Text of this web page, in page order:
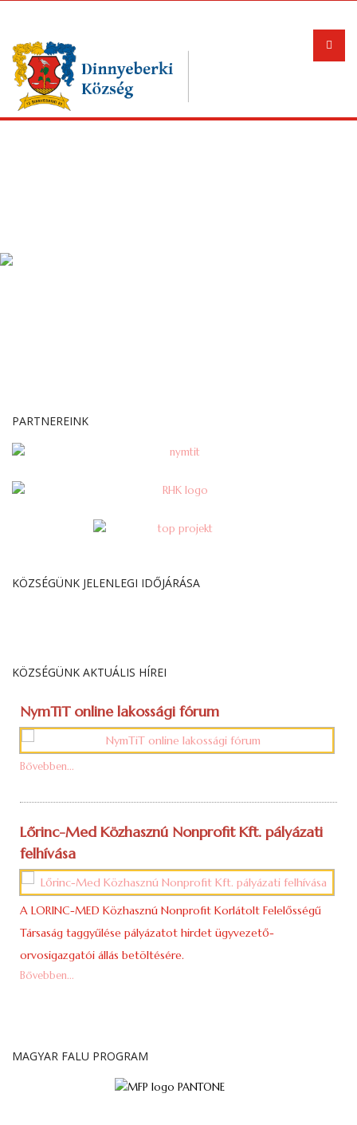
PARTNEREINK
KÖZSÉGÜNK JELENLEGI IDŐJÁRÁSA
KÖZSÉGÜNK AKTUÁLIS HÍREI
NymTiT online lakossági fórum
Bővebben...
Lőrinc-Med Közhasznú Nonprofit Kft. pályázati
felhívása
A LORINC-MED Közhasznú Nonprofit Korlátolt Felelősségű
Társaság taggyűlése pályázatot hirdet ügyvezető-
orvosigazgatói állás betöltésére.
Bővebben...
MAGYAR FALU PROGRAM